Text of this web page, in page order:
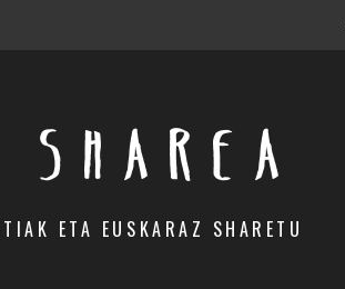
ETA EUSKARAZ SHARETU